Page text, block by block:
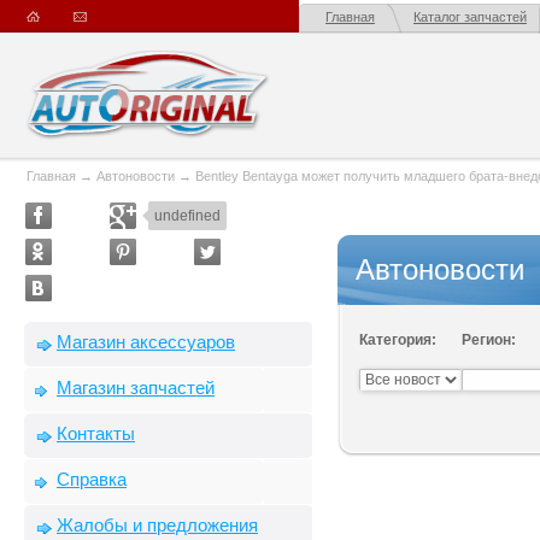
Главная Каталог запчастей
Главная → Автоновости → Bentley Bentayga может получить младшего брата-
undefined
Магазин аксессуаров
Магазин запчастей
Контакты
Справка
Жалобы и предложения
Автоновости
Категория: Регион: